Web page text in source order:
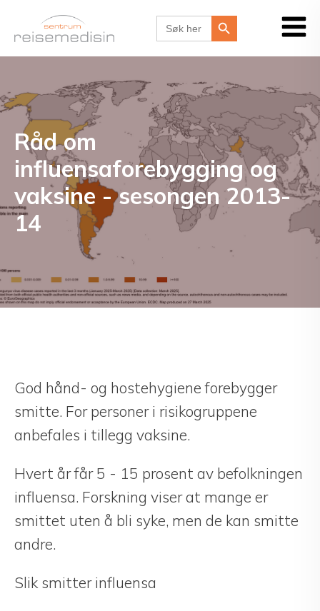
Search
for:
Search Button
Råd om
influensaforebygging og
vaksine - sesongen 2013-
14
God hånd- og hostehygiene forebygger
smitte. For personer i risikogruppene
anbefales i tillegg vaksine.
Hvert år får 5 - 15 prosent av befolkningen
influensa. Forskning viser at mange er
smittet uten å bli syke, men de kan smitte
andre.
Slik smitter influensa